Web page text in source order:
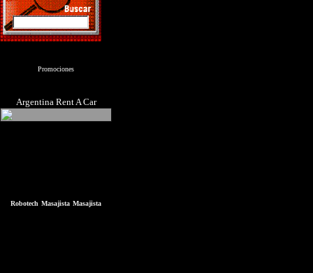
Promociones
Argentina Rent A Car
Robotech Masajista Masajista